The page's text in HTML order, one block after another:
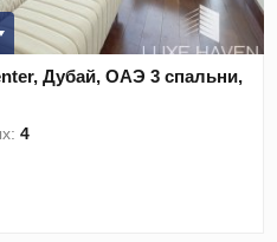
Дубай, ОАЭ 3 спальни,
4